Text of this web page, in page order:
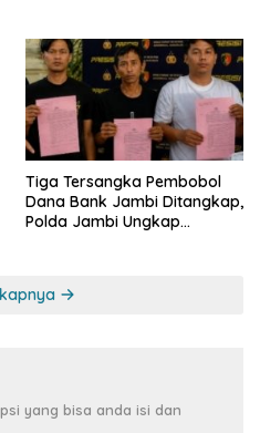
Tiga Tersangka Pembobol
Dana Bank Jambi Ditangkap,
Polda Jambi Ungkap
yang bisa anda isi dan